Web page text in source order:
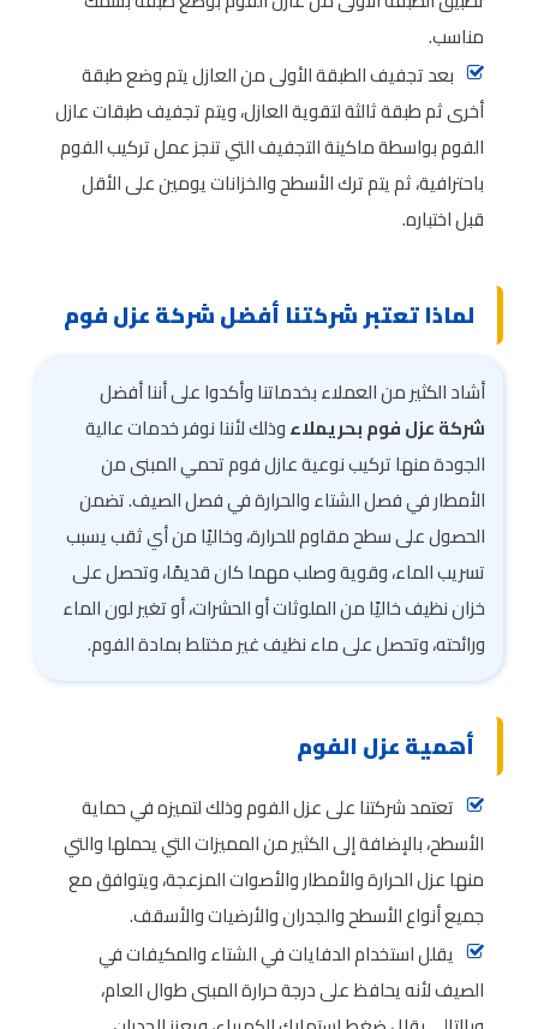
مناسب.
بعد تجفيف الطبقة الأولى من العازل يتم وضع طبقة
أخرى ثم طبقة ثالثة لتقوية العازل، ويتم تجفيف طبقات عازل
الفوم بواسطة ماكينة التجفيف التي تنجز عمل تركيب الفوم
باحترافية، ثم يتم ترك الأسطح والخزانات يومين على الأقل
قبل اختباره.
لماذا تعتبر شركتنا أفضل شركة عزل فوم
أشاد الكثير من العملاء بخدماتنا وأكدوا على أننا أفضل
شركة عزل فوم بحريملاءوذلك لأننا نوفر خدمات عالية
الجودة منها تركيب نوعية عازل فوم تحمي المبنى من
الأمطار في فصل الشتاء والحرارة في فصل الصيف. تضمن
الحصول على سطح مقاوم للحرارة، وخاليًا من أي ثقب يسبب
تسريب الماء، وقوية وصلب مهما كان قديمًا، وتحصل على
خزان نظيف خاليًا من الملوثات أو الحشرات، أو تغير لون الماء
ورائحته، وتحصل على ماء نظيف غير مختلط بمادة الفوم.
أهمية عزل الفوم
تعتمد شركتنا على عزل الفوم وذلك لتميزه في حماية
الأسطح، بالإضافة إلى الكثير من المميزات التي يحملها والتي
منها عزل الحرارة والأمطار والأصوات المزعجة، ويتوافق مع
جميع أنواع الأسطح والجدران والأرضيات والأسقف.
يقلل استخدام الدفايات في الشتاء والمكيفات في
الصيف لأنه يحافظ على درجة حرارة المبنى طوال العام،